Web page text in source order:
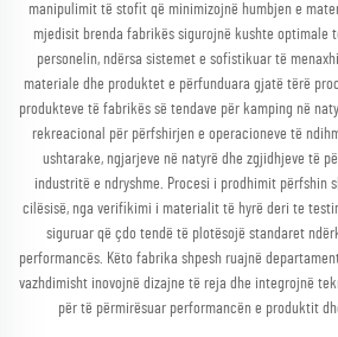
manipulimit të stofit që minimizojnë humbjen e
mjedisit brenda fabrikës sigurojnë kushte optimale
personelin, ndërsa sistemet e sofistikuar të
materiale dhe produktet e përfunduara gjatë tërë
produkteve të fabrikës së tendave për kamping në
rekreacional për përfshirjen e operacioneve të
ushtarake, ngjarjeve në natyrë dhe zgjidhjeve të
industritë e ndryshme. Procesi i prodhimit përfshin
cilësisë, nga verifikimi i materialit të hyrë deri te
siguruar që çdo tendë të plotësojë standaret
performancës. Këto fabrika shpesh ruajnë
vazhdimisht inovojnë dizajne të reja dhe integrojnë
për të përmirësuar performancën e produktit